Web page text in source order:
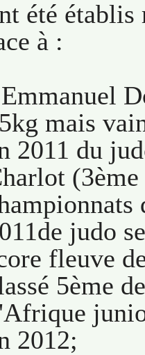
été établis
à :
mais
2011 du
(3ème
judo
fleuve
5ème
2012;